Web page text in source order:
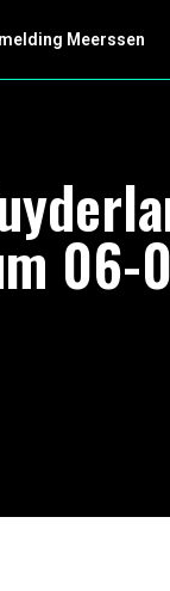
Meerssen
06-